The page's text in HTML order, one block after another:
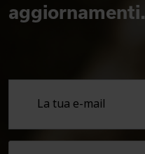
aggiornamenti.